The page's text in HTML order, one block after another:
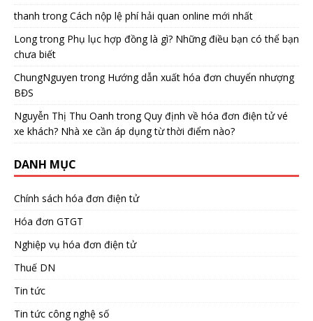
thanh trongCách nộp lệ phí hải quan online mới nhất
Longtrong Phụ lục hợp đồng là gì? Những điều bạn có thể bạn
chưa biết
ChungNguyen trong Hướng dẫn xuất hóa đơn chuyển nhượng
BĐS
Nguyễn Thị Thu Oanh trongQuy định về hóa đơn điện tử vé
xe khách? Nhà xe cần áp dụng từ thời điểm nào?
DANH MỤC
Chính sách hóa đơn điện tử
Hóa đơn GTGT
Nghiệp vụ hóa đơn điện tử
Thuế DN
Tin tức
Tin tức công nghệ số